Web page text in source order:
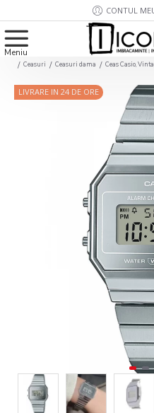
CONTUL
Ceasuri Ceasuri dama Ceas Casio,
LIVRARE IN 24 DE ORE